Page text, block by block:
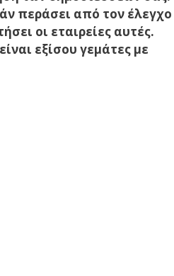
περάσει από τον έλεγχο
οι εταιρείες αυτές.
εξίσου γεμάτες με